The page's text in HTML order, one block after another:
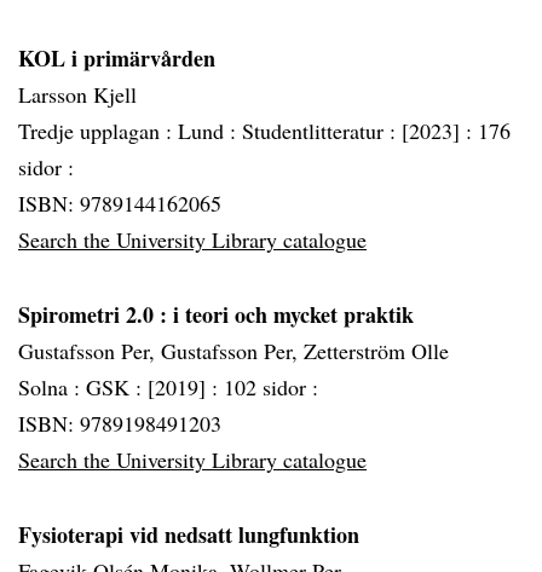
KOL i primärvården
Larsson Kjell
Tredje upplagan : Lund : Studentlitteratur : [2023] : 176
sidor :
ISBN: 9789144162065
Search the University Library catalogue
Spirometri 2.0 : i teori och mycket praktik
Gustafsson Per, Gustafsson Per, Zetterström Olle
Solna : GSK : [2019] : 102 sidor :
ISBN: 9789198491203
Search the University Library catalogue
Fysioterapi vid nedsatt lungfunktion